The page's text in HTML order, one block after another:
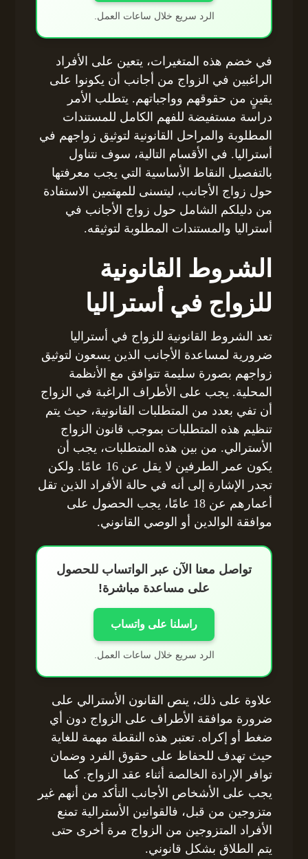
الرد سريع خلال ساعات العمل.
في خضم هذه المتغيرات، يتعين على الأفراد
الراغبين في الزواج من أجانب أن يكونوا على
يقينٍ من حقوقهم وواجباتهم. يتطلب الأمر
دراسة مستفيضة للفهم الكامل للمستندات
المطلوبة والمراحل القانونية لتوثيق زواجهم في
أستراليا. في الأقسام التالية، سوف نتناول
بالتفصيل النقاط الأساسية التي يجب معرفتها
حول زواج الأجانب، ليتسنى للمهتمين الاستفادة
من دليلكم الشامل حول زواج الأجانب في
أستراليا والمستندات المطلوبة لتوثيقه.
الشروط القانونية
للزواج في أستراليا
تعد الشروط القانونية للزواج في أستراليا
ضرورية لمساعدة الأجانب الذين يسعون لتوثيق
زواجهم بصورة سليمة تتوافق مع الأنظمة
المحلية. يجب على الأطراف الراغبة في الزواج
أن تفي بعدد من المتطلبات القانونية، حيث يتم
تنظيم هذه المتطلبات بموجب قانون الزواج
الأسترالي. من بين هذه المتطلبات، يجب أن
يكون عمر الطرفين لا يقل عن 16 عامًا. ولكن
تجدر الإشارة إلى أنه في حالة الأفراد الذين تقل
أعمارهم عن 18 عامًا، يجب الحصول على
موافقة الوالدين أو الوصي القانوني.
تواصل معنا الآن عبر الواتساب للحصول
على مساعدة مباشرة!
راسلنا على واتساب
الرد سريع خلال ساعات العمل.
علاوة على ذلك، ينص القانون الأسترالي على
ضرورة موافقة الأطراف على الزواج دون أي
ضغط أو إكراه. تعتبر هذه النقطة مهمة للغاية
حيث تهدف للحفاظ على حقوق الفرد وضمان
توافر الإرادة الخالصة أثناء عقد الزواج. كما
يجب على الأشخاص الأجانب التأكد من أنهم غير
متزوجين من قبل، فالقوانين الأسترالية تمنع
الأفراد المتزوجين من الزواج مرة أخرى حتى
يتم الطلاق بشكل قانوني.